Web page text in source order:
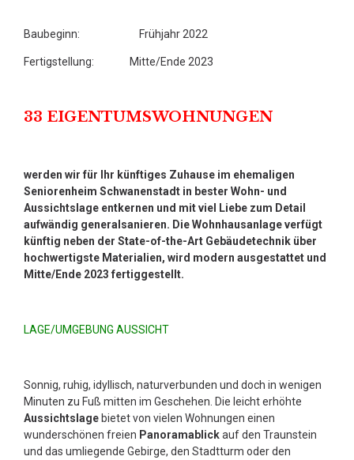
Baubeginn: Frühjahr 2022
Fertigstellung: Mitte/Ende 2023
33 EIGENTUMSWOHNUNGEN
werden wir für Ihr künftiges Zuhause im ehemaligen
Seniorenheim Schwanenstadt in bester Wohn- und
Aussichtslage entkernen und mit viel Liebe zum Detail
aufwändig generalsanieren. Die Wohnhausanlage verfügt
künftig neben der State-of-the-Art Gebäudetechnik über
hochwertigste Materialien, wird modern ausgestattet und
Mitte/Ende 2023 fertiggestellt.
LAGE/UMGEBUNG AUSSICHT
Sonnig, ruhig, idyllisch, naturverbunden und doch in wenigen
Minuten zu Fuß mitten im Geschehen. Die leicht erhöhte
Aussichtslage bietet von vielen Wohnungen einen
wunderschönen freien Panoramablickauf den Traunstein
und das umliegende Gebirge, den Stadtturm oder den